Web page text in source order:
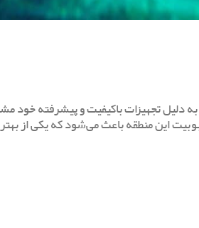
دلیل تجهیزات باکیفیت و پیشرفته خود
این منطقه باعث می‌شود که یکی از